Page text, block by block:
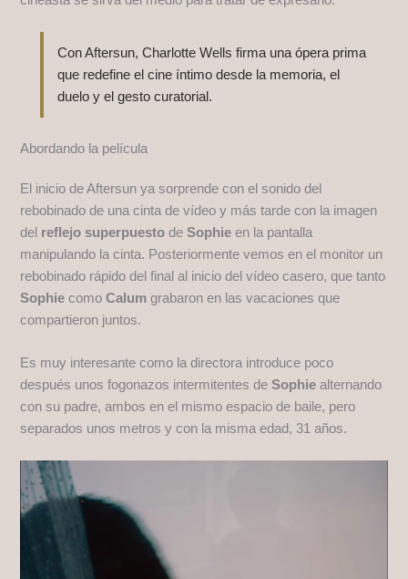
Con Aftersun, Charlotte Wells firma una ópera prima
que redefine el cine íntimo desde la memoria, el
duelo y el gesto curatorial.
Abordando la película
El inicio de Aftersun ya sorprende con el sonido del
rebobinado de una cinta de vídeo y más tarde con la imagen
del reflejo superpuesto deSophie en la pantalla
manipulando la cinta. Posteriormente vemos en el monitor un
rebobinado rápido del final al inicio del vídeo casero, que tanto
Sophie comoCalum grabaron en las vacaciones que
compartieron juntos.
Es muy interesante como la directora introduce poco
después unos fogonazos intermitentes deSophie alternando
con su padre, ambos en el mismo espacio de baile, pero
separados unos metros y con la misma edad, 31 años.